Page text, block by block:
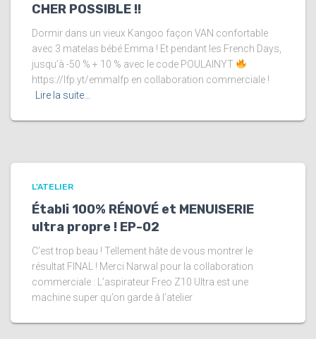
CHER POSSIBLE !!
Dormir dans un vieux Kangoo façon VAN confortable
avec 3 matelas bébé Emma ! Et pendant les French Days,
jusqu’à -50 % + 10 % avec le code POULAINYT
https://lfp.yt/emmalfp en collaboration commerciale !
Lire la suite…
L'ATELIER
Établi 100% RÉNOVÉ et MENUISERIE
ultra propre ! EP-02
C’est trop beau ! Tellement hâte de vous montrer le
résultat FINAL ! Merci Narwal pour la collaboration
commerciale : L’aspirateur Freo Z10 Ultra est une
machine super qu’on garde à l’atelier